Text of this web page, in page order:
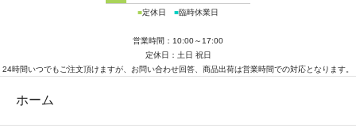
■定休日 ■臨時休業日
営業時間：10:00～17:00
定休日：土日 祝日
24時間いつでもご注文頂けますが、お問い合わせ回答、商品出荷は営業時間での対応となります。
ホーム